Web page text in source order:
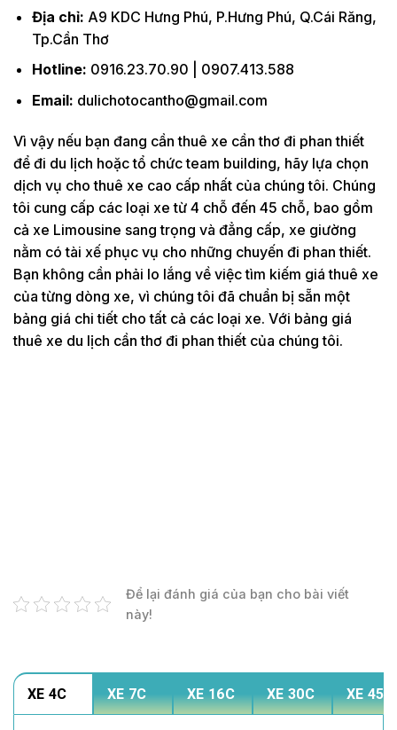
Địa chỉ: A9 KDC Hưng Phú, P.Hưng Phú, Q.Cái Răng,
Tp.Cần Thơ
Hotline: 0916.23.70.90 | 0907.413.588
Email: dulichotocantho@gmail.com
Vì vậy nếu bạn đang cần thuê xe cần thơ đi phan thiết
để đi du lịch hoặc tổ chức team building, hãy lựa chọn
dịch vụ cho thuê xe cao cấp nhất của chúng tôi. Chúng
tôi cung cấp các loại xe từ 4 chỗ đến 45 chỗ, bao gồm
cả xe Limousine sang trọng và đẳng cấp, xe giường
nằm có tài xế phục vụ cho những chuyến đi phan thiết.
Bạn không cần phải lo lắng về việc tìm kiếm giá thuê xe
của từng dòng xe, vì chúng tôi đã chuẩn bị sẵn một
bảng giá chi tiết cho tất cả các loại xe. Với bảng giá
thuê xe du lịch cần thơ đi phan thiết của chúng tôi.
Để lại đánh giá của bạn cho bài viết
này!
XE 4C XE 7C XE 16C XE 30C XE 45C